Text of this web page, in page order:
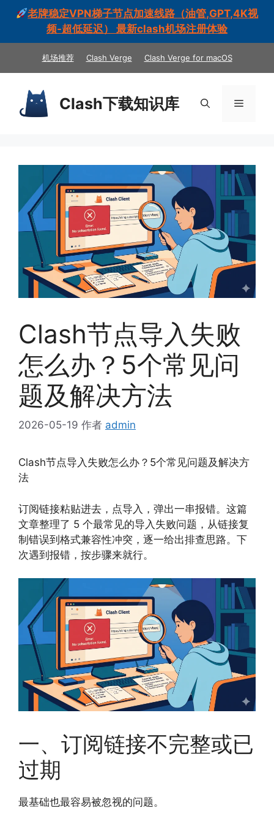
老牌稳定VPN梯子节点加速线路（油管,GPT,4K视
频-超低延迟） 最新clash机场注册体验
机场推荐 Clash Verge Clash Verge for macOS
Clash下载知识库 菜
Clash节点导入失败
怎么办？5个常见问
题及解决方法
2026-05-19 作者 admin
Clash节点导入失败怎么办？5个常见问题及解决方
法
订阅链接粘贴进去，点导入，弹出一串报错。这篇
文章整理了 5 个最常见的导入失败问题，从链接复
制错误到格式兼容性冲突，逐一给出排查思路。下
次遇到报错，按步骤来就行。
一、订阅链接不完整或已
过期
最基础也最容易被忽视的问题。